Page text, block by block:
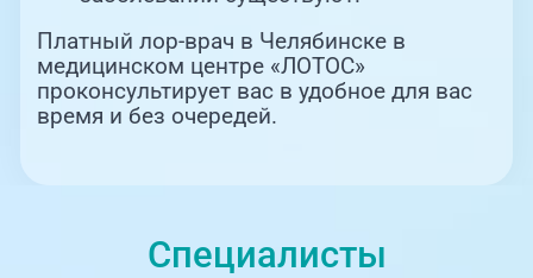
Платный лор-врач в Челябинске в
медицинском центре «ЛОТОС»
проконсультирует вас в удобное для вас
время и без очередей.
Специалисты